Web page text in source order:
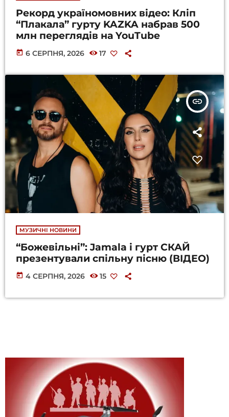
Рекорд україномовних відео: Кліп
“Плакала” гурту KAZKA набрав 500
млн переглядів на YouTube
today 6 СЕРПНЯ, 2026 17
insert_link
МУЗИЧНІ НОВИНИ
“Божевільні”: Jamala і гурт СКАЙ
презентували спільну пісню (ВІДЕО)
today 4 СЕРПНЯ, 2026 15